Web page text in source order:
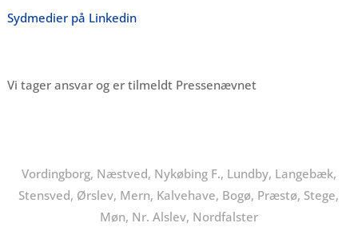
Sydmedier på Linkedin
Vi tager ansvar og er tilmeldt Pressenævnet
Vordingborg, Næstved, Nykøbing F., Lundby, Langebæk,
Stensved, Ørslev, Mern, Kalvehave, Bogø, Præstø, Stege,
Møn, Nr. Alslev, Nordfalster